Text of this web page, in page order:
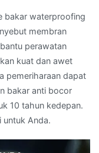
bakar waterproofing
membran
perawatan
kuat dan awet
pemeriharaan dapat
bakar anti bocor
10 tahun kedepan.
untuk Anda.